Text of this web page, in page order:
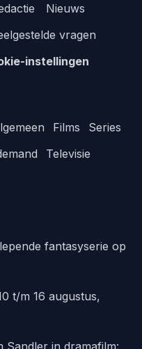
Nieuws
vragen
instellingen
Films
Series
Televisie
fantasyserie op
t/m 16 augustus,
Sandler in dramafilm: